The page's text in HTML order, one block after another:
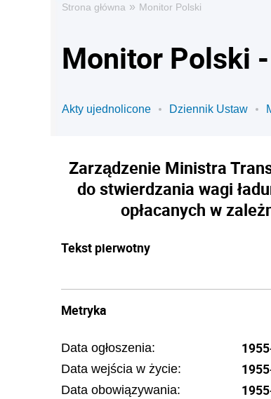
Strona główna » Monitor Polski
Monitor Polski
Akty ujednolicone Dziennik Ustaw
Zarządzenie Ministra
do stwierdzania wagi
opłacanych w
Tekst pierwotny
Metryka
Data ogłoszenia:
Data wejścia w życie:
Data obowiązywania: